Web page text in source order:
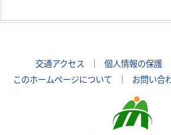
交通アクセス 個人情報の保護
このホームページについて
お問い合